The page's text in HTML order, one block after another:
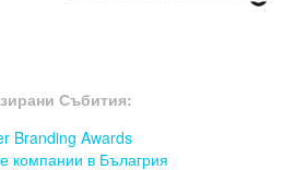
Събития:
Branding Awards
компании в Бълагрия